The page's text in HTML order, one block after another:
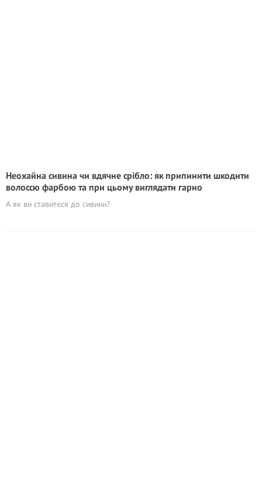
Неохайна сивина чи вдячне срібло: як припинити шкодити
волоссю фарбою та при цьому виглядати гарно
А як ви ставитеся до сивини?